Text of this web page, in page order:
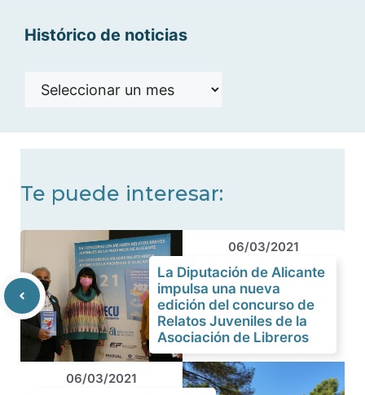
Histórico de noticias
Histórico
Te puede interesar:
06/03/2021
La Diputación de Alicante
impulsa una nueva
edición del concurso de
Relatos Juveniles de la
Asociación de Libreros
06/03/2021